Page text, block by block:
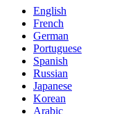
English
French
German
Portuguese
Spanish
Russian
Japanese
Korean
Arabic